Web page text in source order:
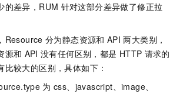
的差异，RUM 针对这部分差异做了修正拉
Resource 分为静态资源和 API 两大类别，
源和 API 没有任何区别，都是 HTTP 请求的
比较大的区别，具体如下：
为 css、javascript、image、